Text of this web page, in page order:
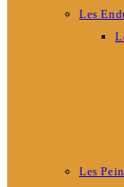
Les
Les